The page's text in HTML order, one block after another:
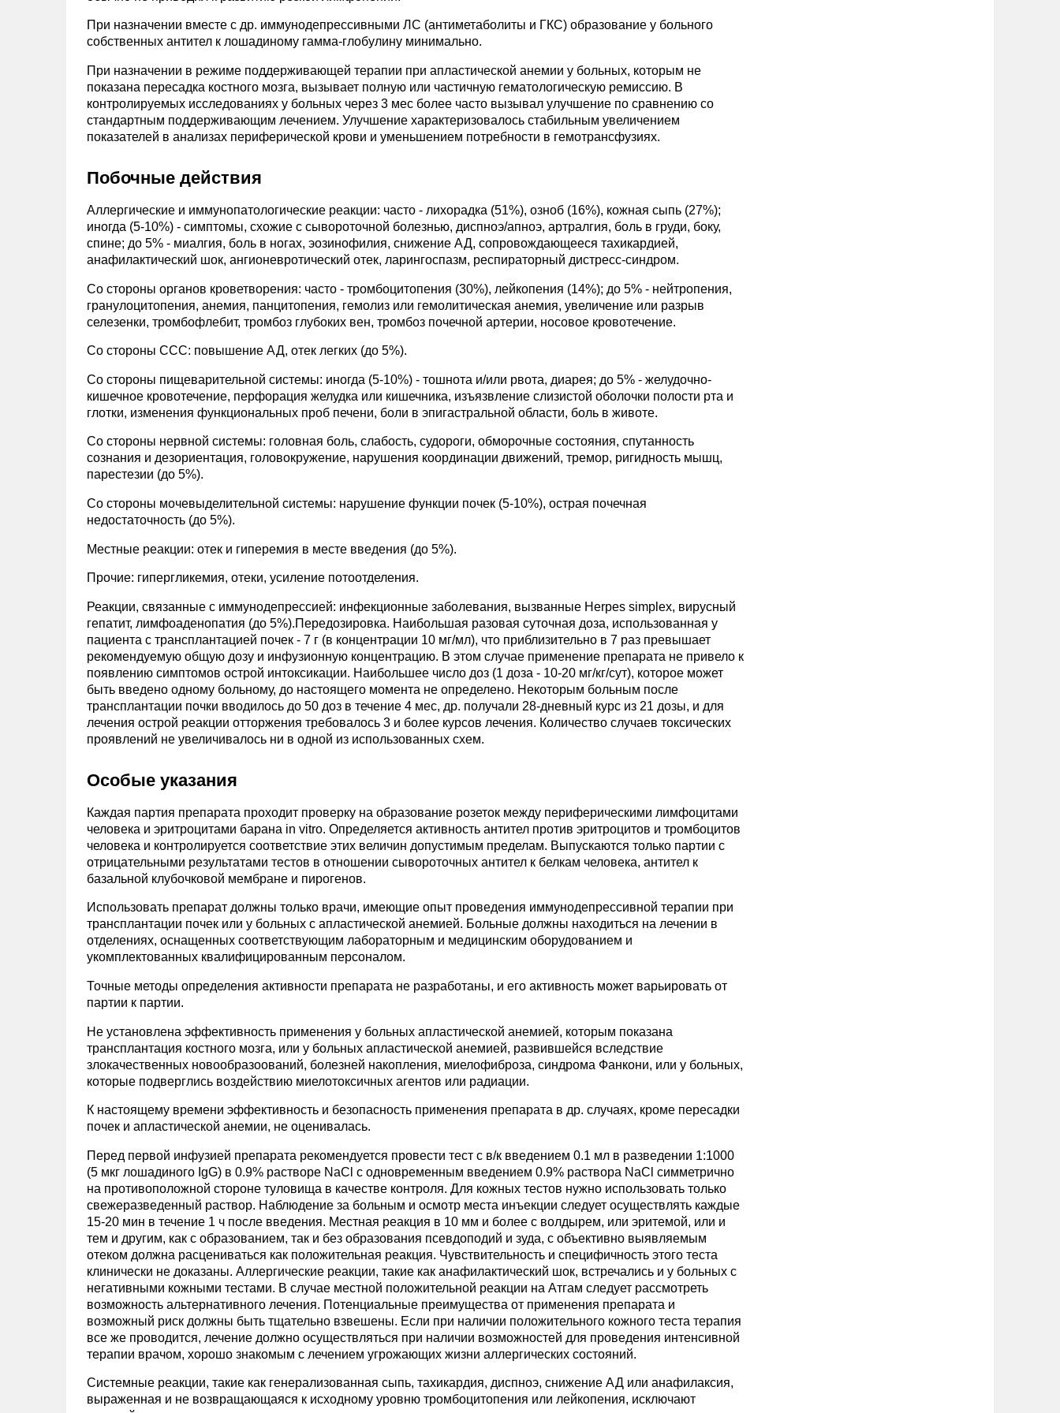
При назначении вместе с др. иммунодепрессивными ЛС (антиметаболиты и ГКС) образование у больного
собственных антител к лошадиному гамма-глобулину минимально.
При назначении в режиме поддерживающей терапии при апластической анемии у больных, которым не
показана пересадка костного мозга, вызывает полную или частичную гематологическую ремиссию. В
контролируемых исследованиях у больных через 3 мес более часто вызывал улучшение по сравнению со
стандартным поддерживающим лечением. Улучшение характеризовалось стабильным увеличением
показателей в анализах периферической крови и уменьшением потребности в гемотрансфузиях.
Побочные действия
Аллергические и иммунопатологические реакции: часто - лихорадка (51%), озноб (16%), кожная сыпь (27%);
иногда (5-10%) - симптомы, схожие с сывороточной болезнью, диспноэ/апноэ, артралгия, боль в груди, боку,
спине; до 5% - миалгия, боль в ногах, эозинофилия, снижение АД, сопровождающееся тахикардией,
анафилактический шок, ангионевротический отек, ларингоспазм, респираторный дистресс-синдром.
Со стороны органов кроветворения: часто - тромбоцитопения (30%), лейкопения (14%); до 5% - нейтропения,
гранулоцитопения, анемия, панцитопения, гемолиз или гемолитическая анемия, увеличение или разрыв
селезенки, тромбофлебит, тромбоз глубоких вен, тромбоз почечной артерии, носовое кровотечение.
Со стороны ССС: повышение АД, отек легких (до 5%).
Со стороны пищеварительной системы: иногда (5-10%) - тошнота и/или рвота, диарея; до 5% - желудочно-
кишечное кровотечение, перфорация желудка или кишечника, изъязвление слизистой оболочки полости рта и
глотки, изменения функциональных проб печени, боли в эпигастральной области, боль в животе.
Со стороны нервной системы: головная боль, слабость, судороги, обморочные состояния, спутанность
сознания и дезориентация, головокружение, нарушения координации движений, тремор, ригидность мышц,
парестезии (до 5%).
Со стороны мочевыделительной системы: нарушение функции почек (5-10%), острая почечная
недостаточность (до 5%).
Местные реакции: отек и гиперемия в месте введения (до 5%).
Прочие: гипергликемия, отеки, усиление потоотделения.
Реакции, связанные с иммунодепрессией: инфекционные заболевания, вызванные Herpes simplex, вирусный
гепатит, лимфоаденопатия (до 5%).Передозировка. Наибольшая разовая суточная доза, использованная у
пациента с трансплантацией почек - 7 г (в концентрации 10 мг/мл), что приблизительно в 7 раз превышает
рекомендуемую общую дозу и инфузионную концентрацию. В этом случае применение препарата не привело к
появлению симптомов острой интоксикации. Наибольшее число доз (1 доза - 10-20 мг/кг/сут), которое может
быть введено одному больному, до настоящего момента не определено. Некоторым больным после
трансплантации почки вводилось до 50 доз в течение 4 мес, др. получали 28-дневный курс из 21 дозы, и для
лечения острой реакции отторжения требовалось 3 и более курсов лечения. Количество случаев токсических
проявлений не увеличивалось ни в одной из использованных схем.
Особые указания
Каждая партия препарата проходит проверку на образование розеток между периферическими лимфоцитами
человека и эритроцитами барана in vitro. Определяется активность антител против эритроцитов и тромбоцитов
человека и контролируется соответствие этих величин допустимым пределам. Выпускаются только партии с
отрицательными результатами тестов в отношении сывороточных антител к белкам человека, антител к
базальной клубочковой мембране и пирогенов.
Использовать препарат должны только врачи, имеющие опыт проведения иммунодепрессивной терапии при
трансплантации почек или у больных с апластической анемией. Больные должны находиться на лечении в
отделениях, оснащенных соответствующим лабораторным и медицинским оборудованием и
укомплектованных квалифицированным персоналом.
Точные методы определения активности препарата не разработаны, и его активность может варьировать от
партии к партии.
Не установлена эффективность применения у больных апластической анемией, которым показана
трансплантация костного мозга, или у больных апластической анемией, развившейся вследствие
злокачественных новообразоований, болезней накопления, миелофиброза, синдрома Фанкони, или у больных,
которые подверглись воздействию миелотоксичных агентов или радиации.
К настоящему времени эффективность и безопасность применения препарата в др. случаях, кроме пересадки
почек и апластической анемии, не оценивалась.
Перед первой инфузией препарата рекомендуется провести тест с в/к введением 0.1 мл в разведении 1:1000
(5 мкг лошадиного IgG) в 0.9% растворе NaCl с одновременным введением 0.9% раствора NaCl симметрично
на противоположной стороне туловища в качестве контроля. Для кожных тестов нужно использовать только
свежеразведенный раствор. Наблюдение за больным и осмотр места инъекции следует осуществлять каждые
15-20 мин в течение 1 ч после введения. Местная реакция в 10 мм и более с волдырем, или эритемой, или и
тем и другим, как с образованием, так и без образования псевдоподий и зуда, с объективно выявляемым
отеком должна расцениваться как положительная реакция. Чувствительность и специфичность этого теста
клинически не доказаны. Аллергические реакции, такие как анафилактический шок, встречались и у больных с
негативными кожными тестами. В случае местной положительной реакции на Атгам следует рассмотреть
возможность альтернативного лечения. Потенциальные преимущества от применения препарата и
возможный риск должны быть тщательно взвешены. Если при наличии положительного кожного теста терапия
все же проводится, лечение должно осуществляться при наличии возможностей для проведения интенсивной
терапии врачом, хорошо знакомым с лечением угрожающих жизни аллергических состояний.
Системные реакции, такие как генерализованная сыпь, тахикардия, диспноэ, снижение АД или анафилаксия,
выраженная и не возвращающаяся к исходному уровню тромбоцитопения или лейкопения, исключают